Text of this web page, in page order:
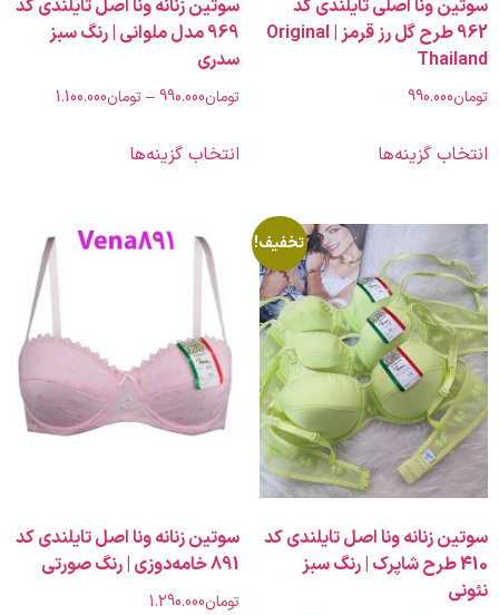
ونا اصلی تایلندی کد
962 طرح گل رز قرمز | Original
گزینه‌ها
سوتین زنانه ونا اصل تایلندی کد
969 مدل ملوانی | رنگ سبز
990.000
– تومان1.100.000
انتخاب گزینه‌ها
تخفیف!
ونا اصل تایلندی کد
طرح شاپرک | رنگ سبز
سوتین زنانه ونا اصل تایلندی کد
1.290.000